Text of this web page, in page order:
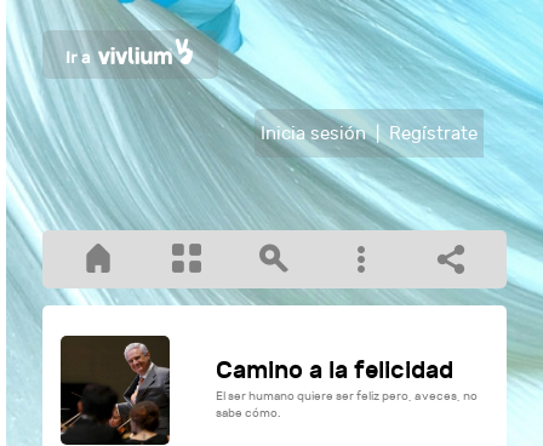
Inicia sesión Regístrate
Camino a la felicidad
El ser humano quiere ser feliz pero, a veces, no
sabe cómo.